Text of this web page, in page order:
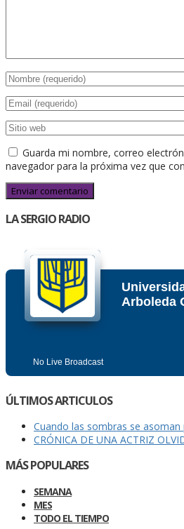
Guarda mi nombre, correo
navegador para la próxima vez que
LA SERGIO RADIO
ÚLTIMOS ARTICULOS
Cuando las sombras se asoman
CRÓNICA DE UNA ACTRIZ
MÁS POPULARES
SEMANA
MES
TODO EL TIEMPO